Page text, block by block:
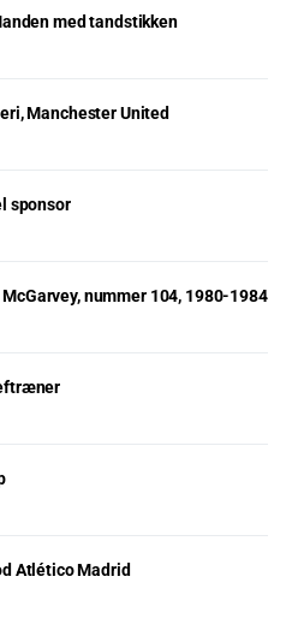
med tandstikken
Manchester United
sponsor
nummer 104, 1980-1984
Atlético Madrid